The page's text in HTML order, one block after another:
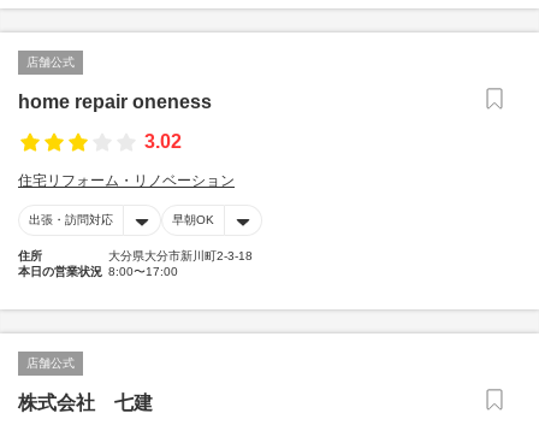
店舗公式
home repair oneness
3.02
住宅リフォーム・リノベーション
出張・訪問対応 早朝OK
住所
大分県大分市新川町2-3-18
本日の営業状況 8:00〜17:00
店舗公式
株式会社 七建